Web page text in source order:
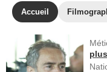
Accueil
plus